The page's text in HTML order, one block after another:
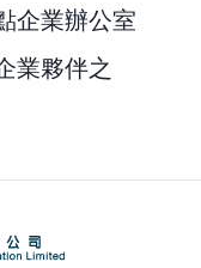
企業辦公室
業夥伴之